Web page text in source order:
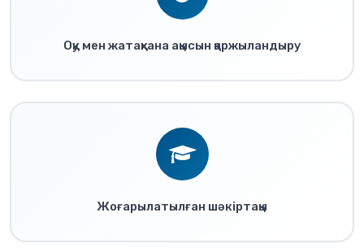
Оқу мен жатақхана ақысын қаржыландыру
Жоғарылатылған шәкіртақы